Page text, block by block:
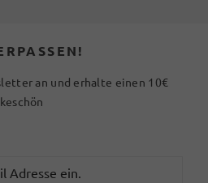
an und erhalte einen 10€